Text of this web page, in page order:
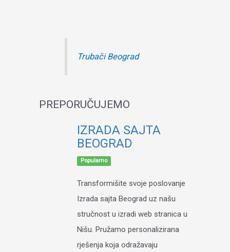
Trubači Beograd
PREPORUČUJEMO
IZRADA SAJTA
BEOGRAD
Popularno
Transformišite svoje poslovanje
Izrada sajta Beograd uz našu
stručnost u izradi web stranica u
Nišu. Pružamo personalizirana
rješenja koja odražavaju